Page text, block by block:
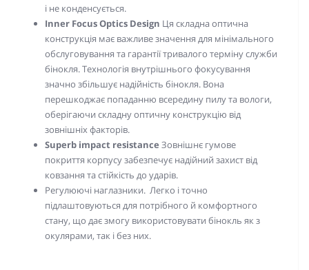
і не конденсується.
Inner Focus Optics Design Ця складна оптична
конструкція має важливе значення для мінімального
обслуговування та гарантії тривалого терміну служби
бінокля. Технологія внутрішнього фокусування
значно збільшує надійність бінокля. Вона
перешкоджає попаданню всередину пилу та вологи,
оберігаючи складну оптичну конструкцію від
зовнішніх факторів.
Superb impact resistance Зовнішнє гумове
покриття корпусу забезпечує надійний захист від
ковзання та стійкість до ударів.
Регулюючі наглазники. Легко і точно
підлаштовуються для потрібного й комфортного
стану, що дає змогу використовувати бінокль як з
окулярами, так і без них.